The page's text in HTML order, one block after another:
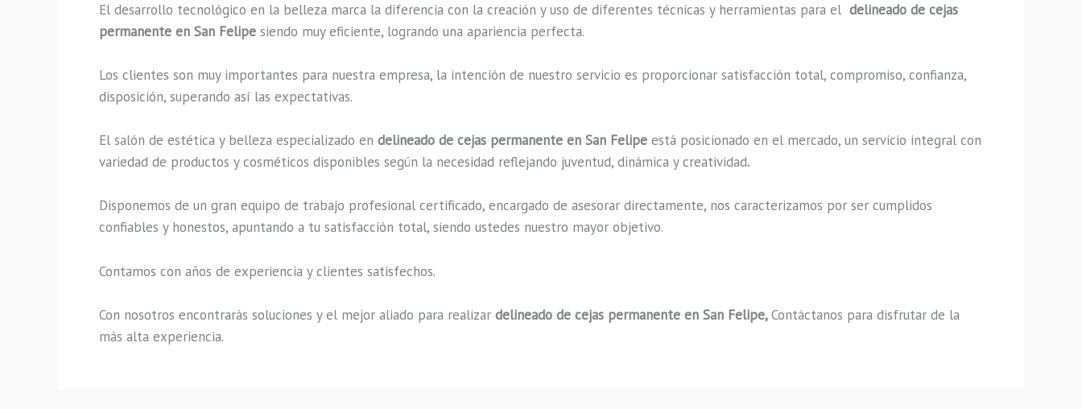
El desarrollo tecnológico en la belleza marca la diferencia con la creación y uso de diferentes técnicas y herramientas para el delineado de cejas
permanente en San Felipe siendo muy eficiente, logrando una apariencia perfecta.
Los clientes son muy importantes para nuestra empresa, la intención de nuestro servicio es proporcionar satisfacción total, compromiso, confianza,
disposición, superando así las expectativas.
El salón de estética y belleza especializado en delineado de cejas permanente en San Felipe está posicionado en el mercado, un servicio integral con
variedad de productos y cosméticos disponibles según la necesidad reflejando juventud, dinámica y creatividad.
Disponemos de un gran equipo de trabajo profesional certificado, encargado de asesorar directamente, nos caracterizamos por ser cumplidos
confiables y honestos, apuntando a tu satisfacción total, siendo ustedes nuestro mayor objetivo.
Contamos con años de experiencia y clientes satisfechos.
Con nosotros encontrarás soluciones y el mejor aliado para realizar delineado de cejas permanente en San Felipe,Contáctanos para disfrutar de la
más alta experiencia.